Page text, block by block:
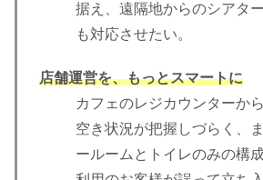
据え、遠隔地からのシアタ
も対応させたい。
店舗運営を、もっとスマートに
カフェのレジカウンターか
空き状況が把握しづらく、
ールームとトイレのみの構